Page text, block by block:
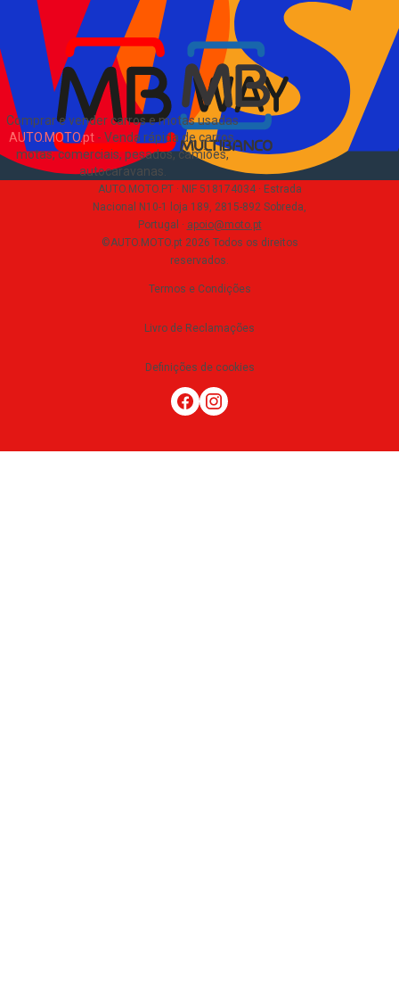
Comprar e vender carros e motas usadas
AUTO.MOTO.pt- Venda rápida de carros,
motas, comerciais, pesados, camiões,
autocaravanas
EN
Sobre Nós
AUTO.MOTO.PT · NIF 518174034 · Estrada
Nacional N10-1 loja 189, 2815-892 Sobreda,
Portugal · apoio@moto.pt
©AUTO.MOTO.pt 2026 Todos os direitos
reservados.
Termos e Condições
Livro de Reclamações
Definições de cookies